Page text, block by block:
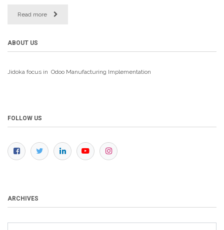
Read more
ABOUT US
Jidoka focus in Odoo Manufacturing Implementation
FOLLOW US
ARCHIVES